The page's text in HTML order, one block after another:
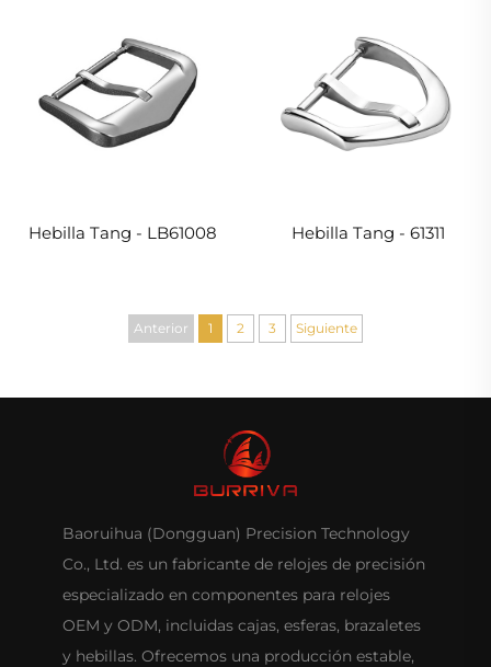
Hebilla Tang - LB61008 Hebilla Tang - 61311
Anterior 1 2 3 Siguiente
Baoruihua (Dongguan) Precision Technology
Co., Ltd. es un fabricante de relojes de precisión
especializado en componentes para relojes
OEM y ODM, incluidas cajas, esferas, brazaletes
y hebillas. Ofrecemos una producción estable,